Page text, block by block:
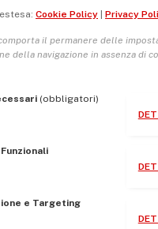
Culturale
gli autori
Cookie Policy Privacy
il permanere delle
della navigazione in assenza di
(obbligatori)
e Targeting